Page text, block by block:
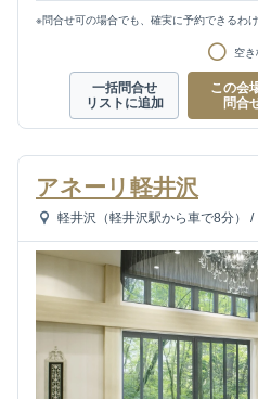
※問合せ可の場合でも、確実に予約できるわ
空き
一括問合せ
リストに追加
この会
問合
アネーリ軽井沢
軽井沢（軽井沢駅から車で8分） /